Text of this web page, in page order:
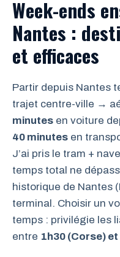
Week-ends
Nantes :
et efficaces
Partir depuis Nantes
trajet centre-ville →
minutes en voiture
40 minutes en
J’ai pris le tram +
temps total ne
historique de Nantes
terminal. Choisir un
temps : privilégie les
entre 1h30 (Corse)